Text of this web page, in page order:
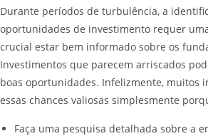
Durante períodos de turbulência, a
oportunidades de investimento requer
crucial estar bem informado sobre os
Investimentos que parecem arriscados
boas oportunidades. Infelizmente, muitos
essas chances valiosas simplesmente
Faça uma pesquisa detalhada sobre a